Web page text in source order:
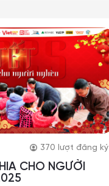
370 lượt đăng ký
CHO NGƯỜI